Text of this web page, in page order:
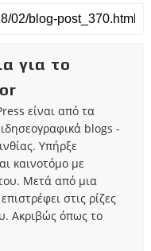
για το
είναι από τα
blogs -
Υπήρξε
καινοτόμο με
Μετά από μια
στις ρίζες
Ακριβώς όπως το